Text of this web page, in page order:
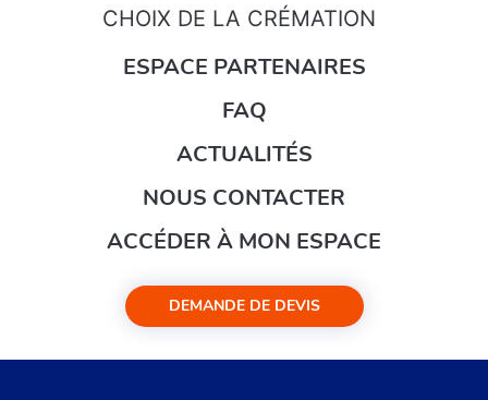
CHOIX DE LA CRÉMATION
ESPACE PARTENAIRES
FAQ
ACTUALITÉS
NOUS CONTACTER
ACCÉDER À MON ESPACE
DEMANDE DE DEVIS